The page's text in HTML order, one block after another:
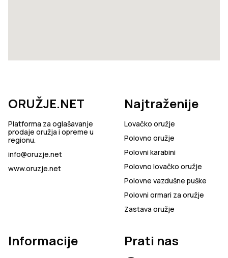
ORUŽJE.NET
Platforma za oglašavanje
prodaje oružja i opreme u
regionu.
info@oruzje.net
www.oruzje.net
Najtraženije
Lovačko oružje
Polovno oružje
Polovni karabini
Polovno lovačko oružje
Polovne vazdušne puške
Polovni ormari za oružje
Zastava oružje
Informacije Prati nas